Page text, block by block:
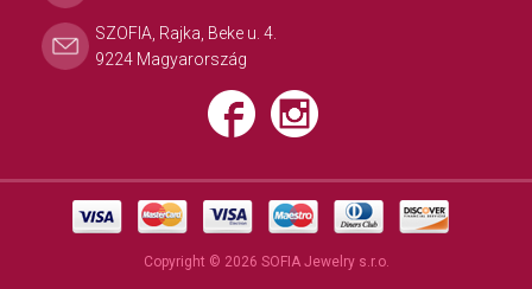
SZOFIA, Rajka, Beke u. 4.
9224 Magyarország
Copyright © 2026 SOFIA Jewelry s.r.o.